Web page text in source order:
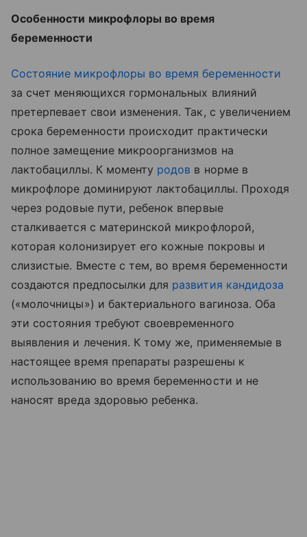
Особенности микрофлоры во время
беременности
Состояние микрофлоры во время беременности
за счет меняющихся гормональных влияний
претерпевает свои изменения. Так, с увеличением
срока беременности происходит практически
полное замещение микроорганизмов на
лактобациллы. К моменту родов в норме в
микрофлоре доминируют лактобациллы. Проходя
через родовые пути, ребенок впервые
сталкивается с материнской микрофлорой,
которая колонизирует его кожные покровы и
слизистые. Вместе с тем, во время беременности
создаются предпосылки для развития кандидоза
(«молочницы») и бактериального вагиноза. Оба
эти состояния требуют своевременного
выявления и лечения. К тому же, применяемые в
настоящее время препараты разрешены к
использованию во время беременности и не
наносят вреда здоровью ребенка.